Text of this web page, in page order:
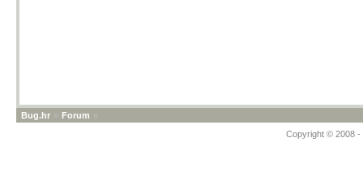
Bug.hr » Forum »
Copyright © 2008 -